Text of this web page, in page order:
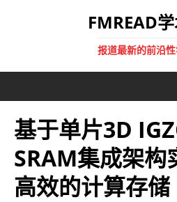
FMREAD
报道最新的前沿
基于单片3D
SRAM集成架构
高效的计算存储